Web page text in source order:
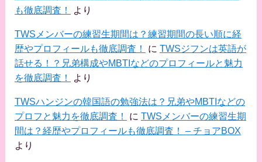
も徹底調査！
より
TWSメンバーの練習生期間は？練習期間の長い順に経
歴やプロフィールも徹底調査！
に TWSジフンは英語が
話せる！？兄弟構成やMBTIなどのプロフィールと魅力
を徹底調査！
より
TWSハンジンの韓国語の勉強法は？兄弟やMBTIなどの
プロフと魅力を徹底調査！
に TWSメンバーの練習生期
間は？経歴やプロフィールも徹底調査！ – チョアBOX
より